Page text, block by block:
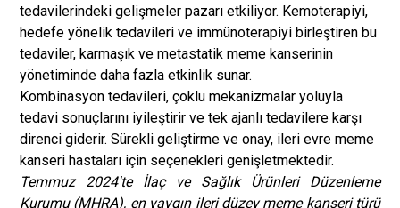
tedavilerindeki gelişmeler pazarı etkiliyor. Kemoterapiyi,
hedefe yönelik tedavileri ve immünoterapiyi birleştiren bu
tedaviler, karmaşık ve metastatik meme kanserinin
yönetiminde daha fazla etkinlik sunar.
Kombinasyon tedavileri, çoklu mekanizmalar yoluyla
tedavi sonuçlarını iyileştirir ve tek ajanlı tedavilere karşı
direnci giderir. Sürekli geliştirme ve onay, ileri evre meme
kanseri hastaları için seçenekleri genişletmektedir.
Temmuz 2024'te İlaç ve Sağlık Ürünleri Düzenleme
Kurumu (MHRA), en yaygın ileri düzey meme kanseri türü